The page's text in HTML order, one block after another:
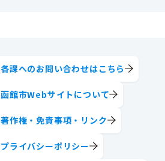
各課へのお問い合わせはこちら
函館市Webサイトについて
著作権・免責事項・リンク
プライバシーポリシー